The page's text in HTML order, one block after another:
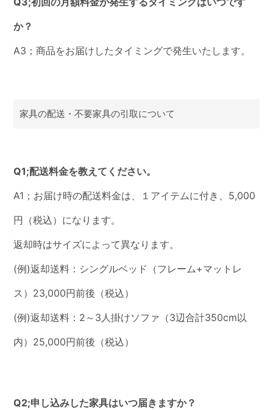
か？
A3；商品をお届けしたタイミングで発生いたします。
家具の配送・不要家具の引取について
Q1;配送料金を教えてください。
A1；お届け時の配送料金は、１アイテムに付き、5,000
円（税込）になります。
返却時はサイズによって異なります。
(例)返却送料：シングルベッド（フレーム+マットレ
ス）23,000円前後（税込）
(例)返却送料：2～3人掛けソファ（3辺合計350cm以
内）25,000円前後（税込）
Q2;申し込みした家具はいつ届きますか？